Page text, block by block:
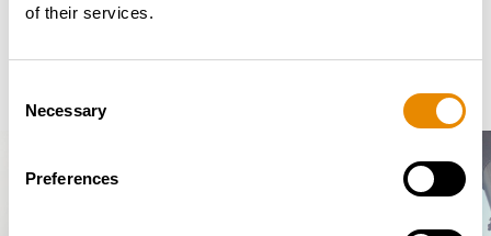
of their services.
Selection
Necessary
Preferences
sind eine wertvolle Basis für die weitere